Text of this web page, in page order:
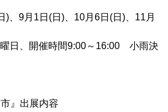
)、9月1日(日)、10月6日(日)、11月
日、開催時間9:00～16:00 小雨決
』出展内容